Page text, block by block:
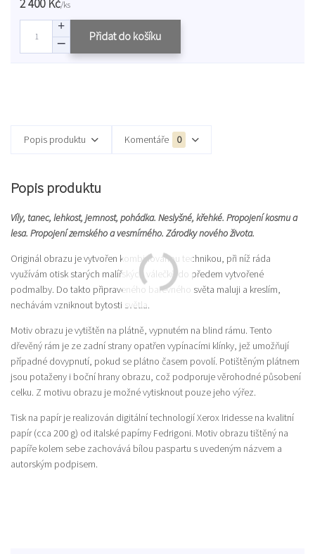
2 400 Kč/ks
Přidat do košíku
Popis produktu Komentáře 0
Popis produktu
Víly, tanec, lehkost, jemnost, pohádka. Neslyšné, křehké. Propojení kosmu a
lesa. Propojení zemského a vesmírného. Zárodky nového života.
Originál obrazu je vytvořen kombinovanou technikou, při níž ráda
využívám otisk starých malířských válečků do předem vytvořené
podmalby. Do takto připraveného barevného světa maluji a kreslím,
nechávám vzniknout bytosti světla.
Motiv obrazu je vytištěn na plátně, vypnutém na blind rámu. Tento
dřevěný rám je ze zadní strany opatřen vypínacími klínky, jež umožňují
případné dovypnutí, pokud se plátno časem povolí. Potištěným plátnem
jsou potaženy i boční hrany obrazu, což podporuje věrohodné působení
celku. Z motivu obrazu je možné vytisknout pouze jeho výřez.
Tisk na papír je realizován digitální technologií Xerox Iridesse na kvalitní
papír (cca 200 g) od italské papírny Fedrigoni. Motiv obrazu tištěný na
papíře kolem sebe zachovává bílou paspartu s uvedeným názvem a
autorským podpisem.